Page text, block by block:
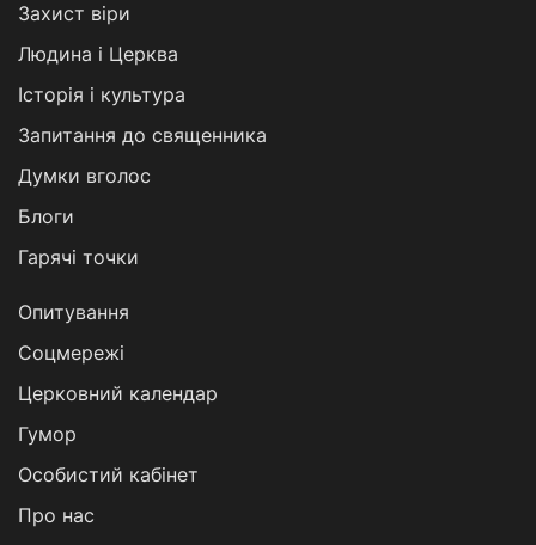
Захист віри
Людина і Церква
Історія і культура
Запитання до священника
Думки вголос
Блоги
Гарячі точки
Опитування
Соцмережі
Церковний календар
Гумор
Особистий кабінет
Про нас